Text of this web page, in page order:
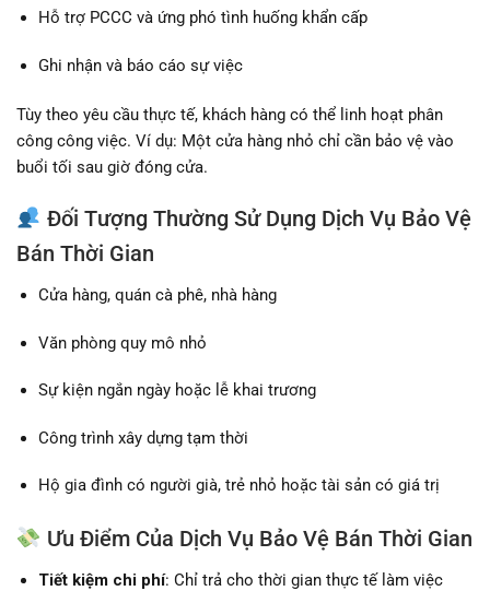
Hỗ trợ PCCC và ứng phó tình huống khẩn cấp
Ghi nhận và báo cáo sự việc
Tùy theo yêu cầu thực tế, khách hàng có thể linh hoạt phân
công công việc. Ví dụ: Một cửa hàng nhỏ chỉ cần bảo vệ vào
buổi tối sau giờ đóng cửa.
Đối Tượng Thường Sử Dụng Dịch Vụ Bảo Vệ
Bán Thời Gian
Cửa hàng, quán cà phê, nhà hàng
Văn phòng quy mô nhỏ
Sự kiện ngắn ngày hoặc lễ khai trương
Công trình xây dựng tạm thời
Hộ gia đình có người già, trẻ nhỏ hoặc tài sản có giá trị
Ưu Điểm Của Dịch Vụ Bảo Vệ Bán Thời Gian
Tiết kiệm chi phí: Chỉ trả cho thời gian thực tế làm việc